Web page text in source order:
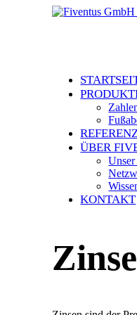
ÜBER
KONTAKT